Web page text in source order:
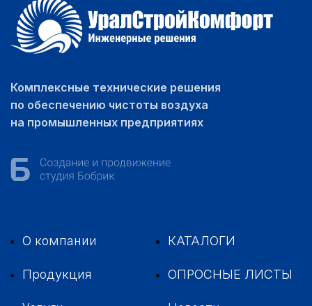
Комплексные технические решения
по обеспечению чистоты воздуха
на промышленных предприятиях
О компании
Продукция
КАТАЛОГИ
ОПРОСНЫЕ ЛИСТЫ